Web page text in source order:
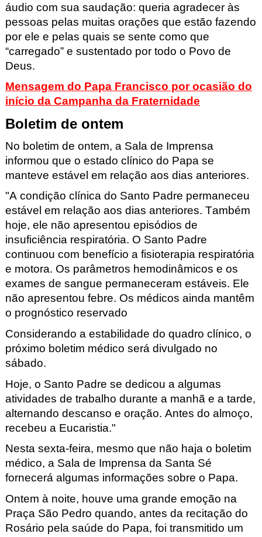
áudio com sua saudação: queria agradecer às
pessoas pelas muitas orações que estão fazendo
por ele e pelas quais se sente como que
“carregado” e sustentado por todo o Povo de
Deus.
Mensagem do Papa Francisco por ocasião do
início da Campanha da Fraternidade
Boletim de ontem
No boletim de ontem, a Sala de Imprensa
informou que o estado clínico do Papa se
manteve estável em relação aos dias anteriores.
"A condição clínica do Santo Padre permaneceu
estável em relação aos dias anteriores. Também
hoje, ele não apresentou episódios de
insuficiência respiratória. O Santo Padre
continuou com benefício a fisioterapia respiratória
e motora. Os parâmetros hemodinâmicos e os
exames de sangue permaneceram estáveis. Ele
não apresentou febre. Os médicos ainda mantêm
o prognóstico reservado
Considerando a estabilidade do quadro clínico, o
próximo boletim médico será divulgado no
sábado.
Hoje, o Santo Padre se dedicou a algumas
atividades de trabalho durante a manhã e a tarde,
alternando descanso e oração. Antes do almoço,
recebeu a Eucaristia."
Nesta sexta-feira, mesmo que não haja o boletim
médico, a Sala de Imprensa da Santa Sé
fornecerá algumas informações sobre o Papa.
Ontem à noite, houve uma grande emoção na
Praça São Pedro quando, antes da recitação do
Rosário pela saúde do Papa, foi transmitido um